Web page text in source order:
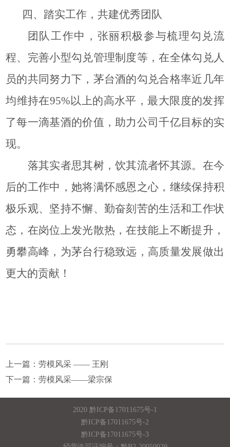
四、踏实工作，共建优秀团队
团队工作中，张丽积极参与梳理勾兑流
程、完善小型勾兑管理制度等，在全体勾兑人
员的共同努力下，茅台酒的勾兑合格率近几年
均维持在95%以上的高水平，最大限度的发挥
了每一滴基酒的价值，助力公司千亿目标的实
现。
落其实者思其树，饮其流者怀其源。在今
后的工作中，她将满怀感恩之心，继续保持积
极乐观、坚持不懈、勤奋刻苦的生活和工作状
态，在岗位上发光散热，在技能上不断提升，
勇攀高峰，为茅台行稳致远，高质量发展做出
更大的贡献！
上一篇：劳模风采 —— 王刚
下一篇：劳模风采——梁宗保
2020 黔ICP备17011675号-1
黔ICP备17011675号-2
黔ICP备17011675号-3